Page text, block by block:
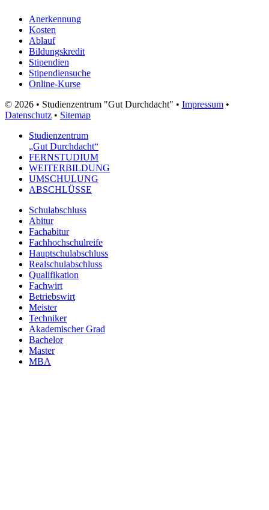
Anerkennung
Kosten
Ablauf
Bildungskredit
Stipendien
Stipendiensuche
Online-Kurse
© 2026 • Studienzentrum "Gut Durchdacht" • Impressum •
Datenschutz • Sitemap
Studienzentrum
„Gut Durchdacht“
FERNSTUDIUM
WEITERBILDUNG
UMSCHULUNG
ABSCHLÜSSE
Schulabschluss
Abitur
Fachabitur
Fachhochschulreife
Hauptschulabschluss
Realschulabschluss
Qualifikation
Fachwirt
Betriebswirt
Meister
Techniker
Akademischer Grad
Bachelor
Master
MBA